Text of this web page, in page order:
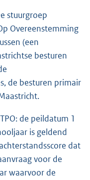
stuurgroep
Overeenstemming
(een
besturen
de besturen primair
de peildatum 1
is geldend
dat
voor de
waarvoor de